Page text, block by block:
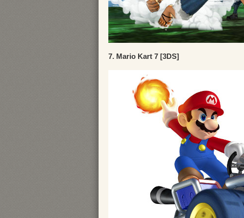
7. Mario Kart 7 [3DS]